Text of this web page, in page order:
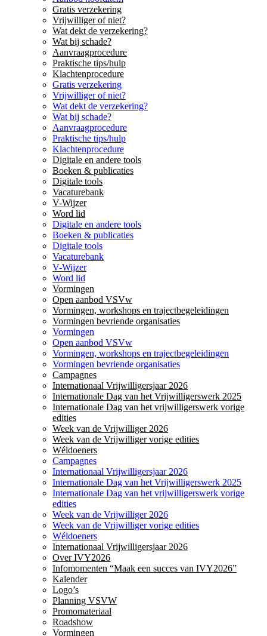
Gratis verzekering
Vrijwilliger of niet?
Wat dekt de verzekering?
Wat bij schade?
Aanvraagprocedure
Praktische tips/hulp
Klachtenprocedure
Gratis verzekering
Vrijwilliger of niet?
Wat dekt de verzekering?
Wat bij schade?
Aanvraagprocedure
Praktische tips/hulp
Klachtenprocedure
Digitale en andere tools
Boeken & publicaties
Digitale tools
Vacaturebank
V-Wijzer
Word lid
Digitale en andere tools
Boeken & publicaties
Digitale tools
Vacaturebank
V-Wijzer
Word lid
Vormingen
Open aanbod VSVw
Vormingen, workshops en trajectbegeleidingen
Vormingen bevriende organisaties
Vormingen
Open aanbod VSVw
Vormingen, workshops en trajectbegeleidingen
Vormingen bevriende organisaties
Campagnes
Internationaal Vrijwilligersjaar 2026
Internationale Dag van het Vrijwilligerswerk 2025
Internationale Dag van het vrijwilligerswerk vorige
edities
Week van de Vrijwilliger 2026
Week van de Vrijwilliger vorige edities
Wéldoeners
Campagnes
Internationaal Vrijwilligersjaar 2026
Internationale Dag van het Vrijwilligerswerk 2025
Internationale Dag van het vrijwilligerswerk vorige
edities
Week van de Vrijwilliger 2026
Week van de Vrijwilliger vorige edities
Wéldoeners
Internationaal Vrijwilligersjaar 2026
Over IVY2026
Infomomenten “Maak een succes van IVY2026”
Kalender
Logo’s
Planning VSVW
Promomateriaal
Roadshow
Vormingen